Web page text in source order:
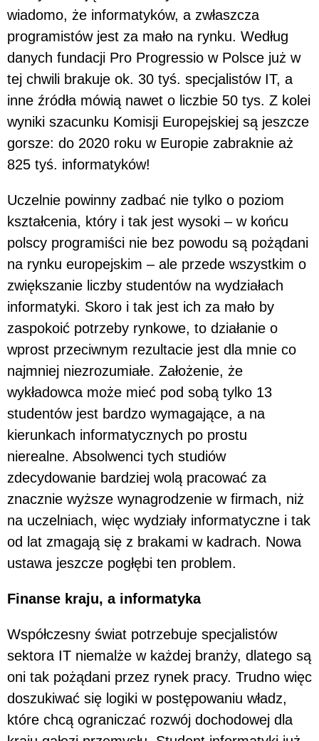
wiadomo, że informatyków, a zwłaszcza
programistów jest za mało na rynku. Według
danych fundacji Pro Progressio w Polsce już w
tej chwili brakuje ok. 30 tyś. specjalistów IT, a
inne źródła mówią nawet o liczbie 50 tys. Z kolei
wyniki szacunku Komisji Europejskiej są jeszcze
gorsze: do 2020 roku w Europie zabraknie aż
825 tyś. informatyków!
Uczelnie powinny zadbać nie tylko o poziom
kształcenia, który i tak jest wysoki – w końcu
polscy programiści nie bez powodu są pożądani
na rynku europejskim – ale przede wszystkim o
zwiększanie liczby studentów na wydziałach
informatyki. Skoro i tak jest ich za mało by
zaspokoić potrzeby rynkowe, to działanie o
wprost przeciwnym rezultacie jest dla mnie co
najmniej niezrozumiałe. Założenie, że
wykładowca może mieć pod sobą tylko 13
studentów jest bardzo wymagające, a na
kierunkach informatycznych po prostu
nierealne. Absolwenci tych studiów
zdecydowanie bardziej wolą pracować za
znacznie wyższe wynagrodzenie w firmach, niż
na uczelniach, więc wydziały informatyczne i tak
od lat zmagają się z brakami w kadrach. Nowa
ustawa jeszcze pogłębi ten problem.
Finanse kraju, a informatyka
Współczesny świat potrzebuje specjalistów
sektora IT niemalże w każdej branży, dlatego są
oni tak pożądani przez rynek pracy. Trudno więc
doszukiwać się logiki w postępowaniu władz,
które chcą ograniczać rozwój dochodowej dla